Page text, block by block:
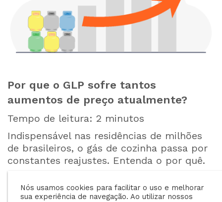
Por que o GLP sofre tantos
aumentos de preço atualmente?
Tempo de leitura: 2 minutos
Indispensável nas residências de milhões
de brasileiros, o gás de cozinha passa por
constantes reajustes. Entenda o por quê.
Nós usamos cookies para facilitar o uso e melhorar
sua experiência de navegação. Ao utilizar nossos